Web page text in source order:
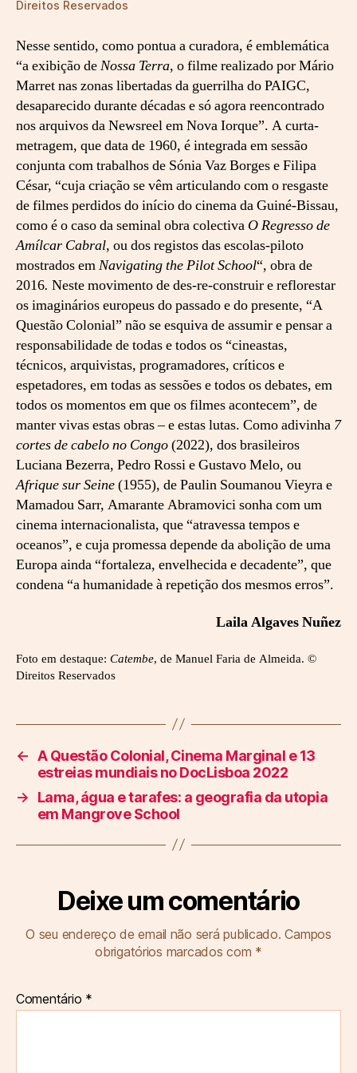
o
f
e
s
t
i
v
a
Direitos Reservados
Nesse sentido, como pontua a curadora, é emblemática
“a exibição deNossa Terra, o filme realizado por Mário
Marret nas zonas libertadas da guerrilha do PAIGC,
desaparecido durante décadas e só agora reencontrado
nos arquivos da Newsreel em Nova Iorque”. A curta-
metragem, que data de 1960, é integrada em sessão
conjunta com trabalhos de Sónia Vaz Borges e Filipa
César, “cuja criação se vêm articulando com o resgaste
de filmes perdidos do início do cinema da Guiné-Bissau,
como é o caso da seminal obra colectiva O Regresso de
Amílcar Cabral, ou dos registos das escolas-piloto
mostrados emNavigating the Pilot School“, obra de
2016. Neste movimento de des-re-construir e reflorestar
os imaginários europeus do passado e do presente, “A
Questão Colonial” não se esquiva de assumir e pensar a
responsabilidade de todas e todos os “cineastas,
técnicos, arquivistas, programadores, críticos e
espetadores, em todas as sessões e todos os debates, em
todos os momentos em que os filmes acontecem”, de
manter vivas estas obras – e estas lutas. Como adivinha 7
cortes de cabelo no Congo(2022), dos brasileiros
Luciana Bezerra, Pedro Rossi e Gustavo Melo, ou
Afrique sur Seine(1955), de Paulin Soumanou Vieyra e
Mamadou Sarr, Amarante Abramovici sonha com um
cinema internacionalista, que “atravessa tempos e
oceanos”, e cuja promessa depende da abolição de uma
Europa ainda “fortaleza, envelhecida e decadente”, que
condena “a humanidade à repetição dos mesmos erros”.
Laila Algaves Nuñez
Foto em destaque: Catembe, de Manuel Faria de Almeida. ©
Direitos Reservados
← A Questão Colonial, Cinema Marginal e 13
estreias mundiais no DocLisboa 2022
→
Lama, água e tarafes: a geografia da utopia
em Mangrove School
Deixe um comentário
O seu endereço de email não será publicado. Campos
obrigatórios marcados com *
Comentário *